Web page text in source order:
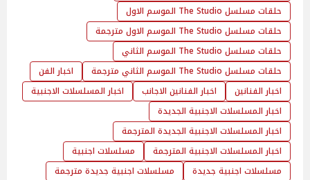
حلقات مسلسل The Studio الموسم الاول
حلقات مسلسل The Studio الموسم الاول مترجمة
حلقات مسلسل The Studio الموسم الثاني
حلقات مسلسل The Studio الموسم الثاني مترجمة
اخبار الفن
اخبار الفنانين
اخبار الفنانين الاجانب
اخبار المسلسلات الاجنبية
اخبار المسلسلات الاجنبية الجديدة
اخبار المسلسلات الاجنبية الجديدة المترجمة
اخبار المسلسلات الاجنبية المترجمة
مسلسلات اجنبية
مسلسلات اجنبية جديدة
مسلسلات اجنبية جديدة مترجمة